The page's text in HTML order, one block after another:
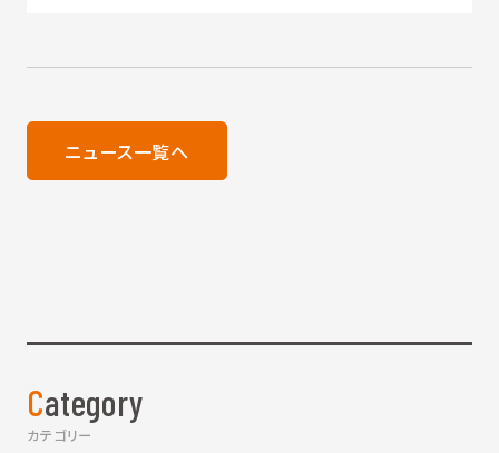
ニュース一覧へ
Category
カテゴリー